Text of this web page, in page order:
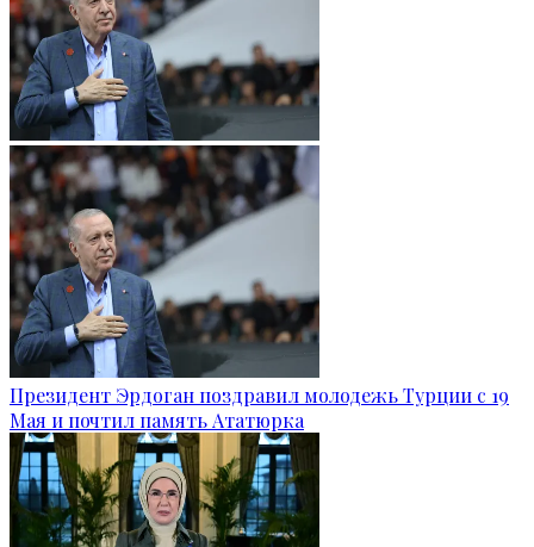
Президент Эрдоган поздравил молодежь Турции с 19
Мая и почтил память Ататюрка